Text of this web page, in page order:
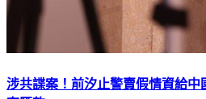
涉共諜案！前汐止警賣假情資給